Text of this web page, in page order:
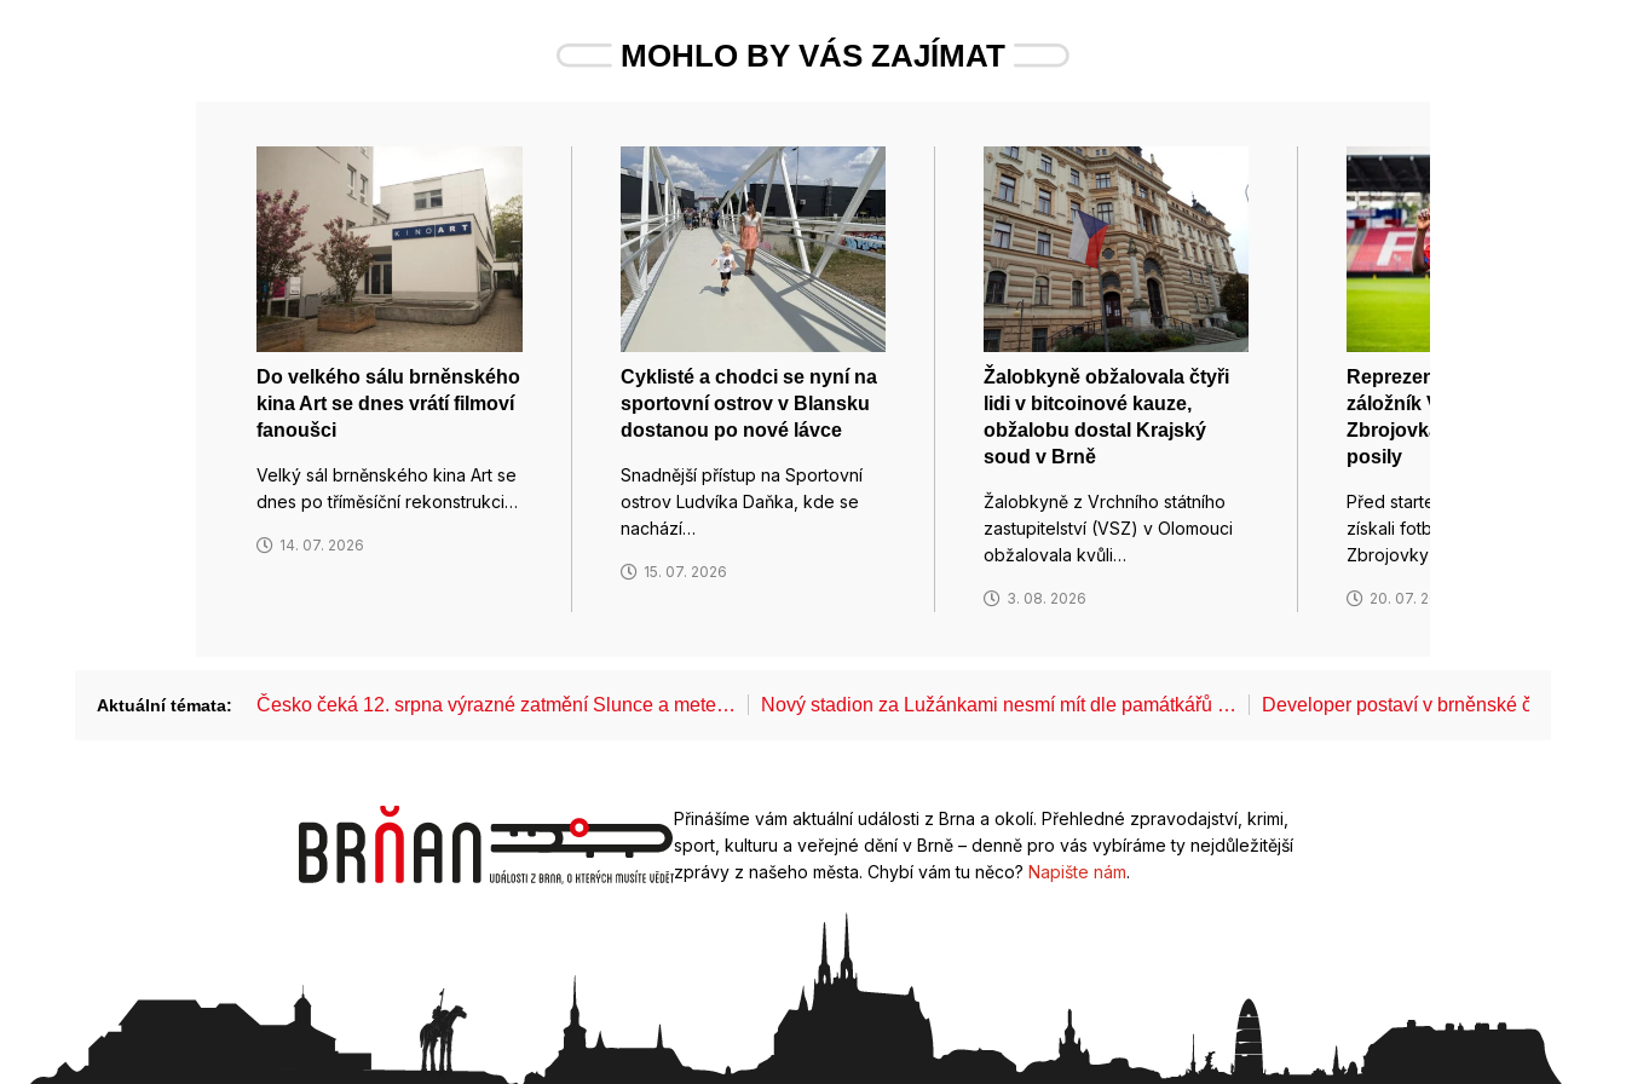
MOHLO BY VÁS ZAJÍMAT
Do velkého sálu brněnského
kina Art se dnes vrátí filmoví
fanoušci
Velký sál brněnského kina Art se
dnes po tříměsíční rekonstrukci…
14. 07. 2026
Cyklisté a chodci se nyní na
sportovní ostrov v Blansku
dostanou po nové lávce
Snadnější přístup na Sportovní
ostrov Ludvíka Daňka, kde se
nachází…
15. 07. 2026
Žalobkyně obžalovala čtyři
lidi v bitcoinové kauze,
obžalobu dostal Krajský
soud v Brně
Žalobkyně z Vrchního státního
zastupitelství (VSZ) v Olomouci
obžalovala kvůli…
3. 08. 2026
Reprezentant Mali Dante a
záložník Vaníček z Dynama.
Zbrojovka získala další dvě
posily
Před startem prvoligové sezóny
získali fotbalisté brněnské
Zbrojovky do svých…
20. 07. 2026
Aktuální témata: Česko čeká 12. srpna výrazné zatmění Slunce a mete… Nový stadion za Lužánkami nesmí mít dle památkářů … Developer postaví v brněnské části
Přinášíme vám aktuální události z Brna a okolí. Přehledné zpravodajství, krimi,
sport, kulturu a veřejné dění v Brně – denně pro vás vybíráme ty nejdůležitější
zprávy z našeho města. Chybí vám tu něco? Napište nám.